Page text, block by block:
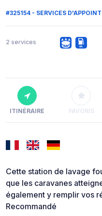
#325154 - SERVICES D'APPOINT
2 services
ITINÉRAIRE FAVORIS
Cette station de lavage
que les caravanes
également y remplir vos
Recommandé